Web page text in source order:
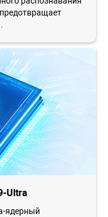
Ultra
ядерный